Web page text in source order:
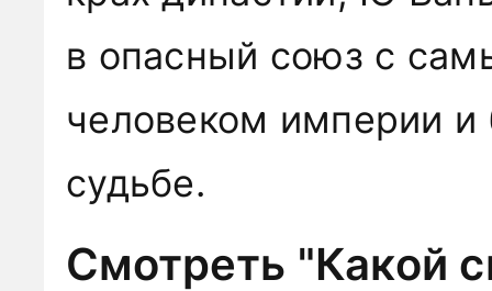
в опасный союз с
человеком империи и
судьбе.
Смотреть "Какой